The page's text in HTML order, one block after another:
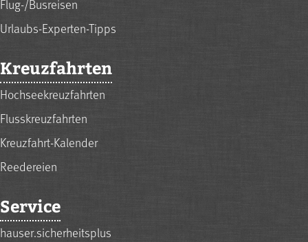
Urlaubs-Experten-Tipps
Kreuzfahrten
Hochseekreuzfahrten
Flusskreuzfahrten
Kreuzfahrt-Kalender
Reedereien
Service
hauser.sicherheitsplus